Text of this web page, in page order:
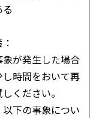
象が発生した場合
し時間をおいて再
ください。
以下の事象につい